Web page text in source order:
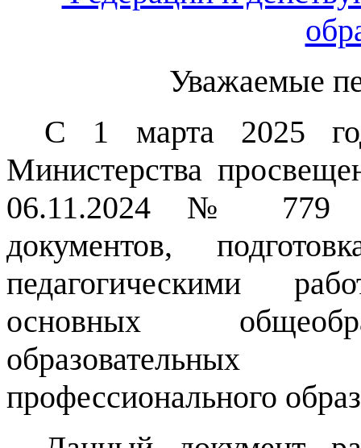
Уважаемые
С 1 марта 2025
Министерства
06.11.2024 № 779
документов,
педагогическими
основных
профессионального